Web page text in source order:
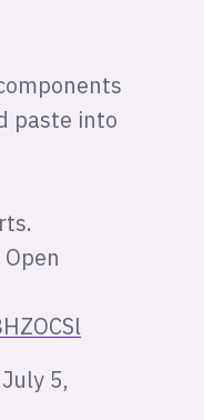
paste into
July 5,